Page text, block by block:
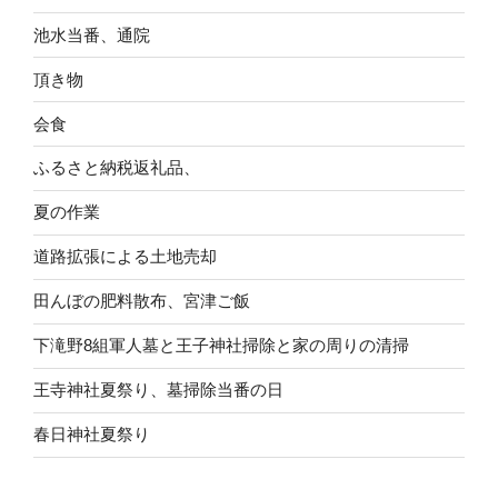
池水当番、通院
頂き物
会食
ふるさと納税返礼品、
夏の作業
道路拡張による土地売却
田んぼの肥料散布、宮津ご飯
下滝野8組軍人墓と王子神社掃除と家の周りの清掃
王寺神社夏祭り、墓掃除当番の日
春日神社夏祭り